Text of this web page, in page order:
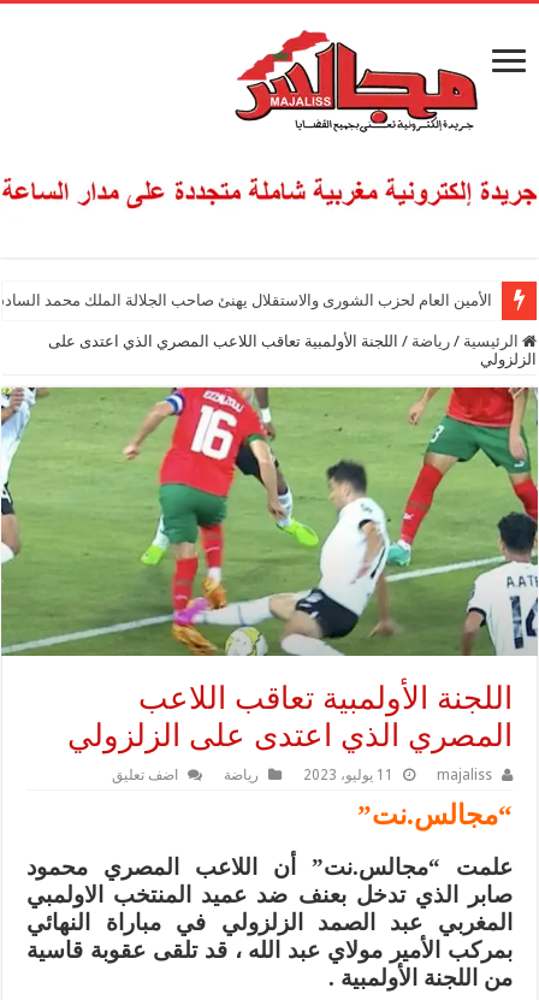
الأمين العام لحزب الشورى والاستقلال يهنئ صاحب الجلالة الملك محمد
الرئيسية / رياضة / اللجنة الأولمبية تعاقب اللاعب المصري الذي اعتدى على
الزلزولي
اللجنة الأولمبية تعاقب اللاعب
المصري الذي اعتدى على الزلزولي
majaliss 11 يوليو، 2023 رياضة اضف تعليق
“مجالس.نت”
علمت “مجالس.نت” أن اللاعب المصري محمود
صابر الذي تدخل بعنف ضد عميد المنتخب الاولمبي
المغربي عبد الصمد الزلزولي في مباراة النهائي
بمركب الأمير مولاي عبد الله ، قد تلقى عقوبة قاسية
من اللجنة الأولمبية .